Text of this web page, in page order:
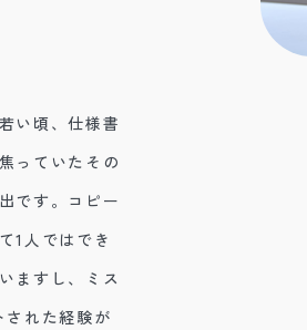
い頃、仕様書
っていたその
です。コピー
1人ではでき
ますし、ミス
された経験が